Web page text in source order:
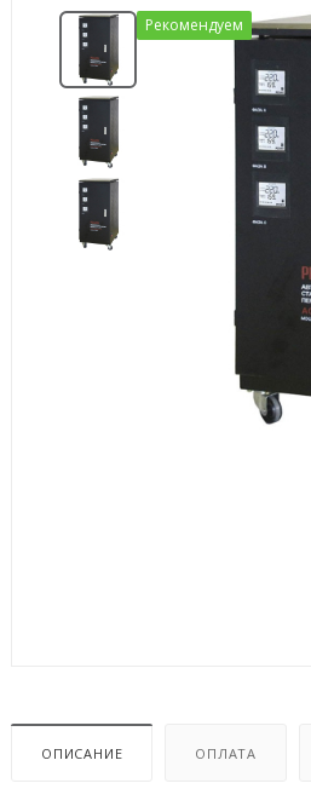
Рекомендуем
ОПИСАНИЕ ОПЛАТА